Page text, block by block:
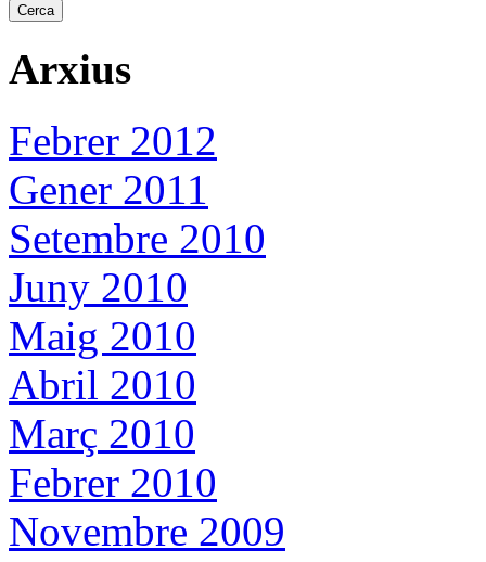
Arxius
Febrer 2012
Gener 2011
Setembre 2010
Juny 2010
Maig 2010
Abril 2010
Març 2010
Febrer 2010
Novembre 2009